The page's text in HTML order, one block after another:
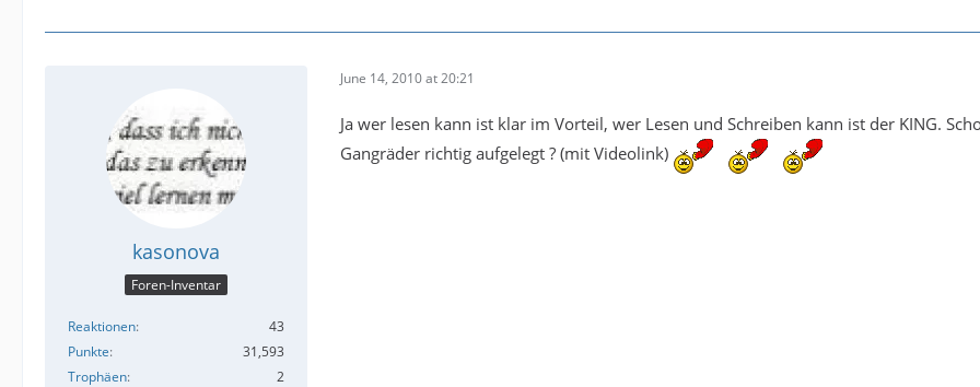
kasonova
Foren-Inventar
Reaktionen
43
Punkte
31,593
Trophäen
2
June 14, 2010 at 20:21
Ja wer lesen kann ist klar im Vorteil, wer Lesen und Schreiben kann ist der KING.
Gangräder richtig aufgelegt ? (mit Videolink)